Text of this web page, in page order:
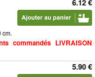
6.12 €
cm.
commandés LIVRAISON
5.90 €